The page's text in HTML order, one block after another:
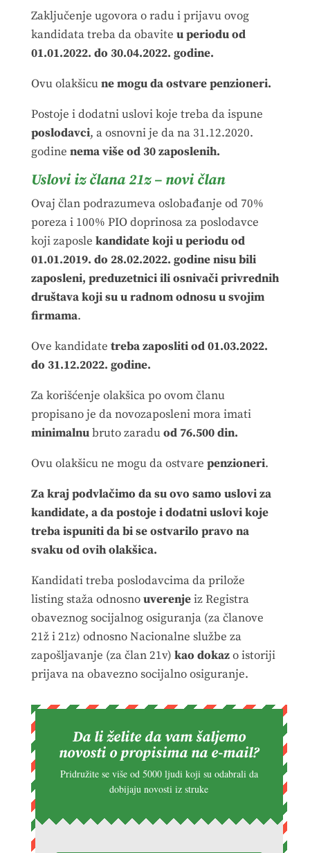
Zaključenje ugovora o radu i prijavu ovog
kandidata treba da obavite u periodu od
01.01.2022. do 30.04.2022. godine.
Ovu olakšicune mogu da ostvare penzioneri.
Postoje i dodatni uslovi koje treba da ispune
poslodavci, a osnovni je da na 31.12.2020.
godine nema više od 30 zaposlenih.
Uslovi iz člana 21z – novi član
Ovaj član podrazumeva oslobađanje od 70%
poreza i 100% PIO doprinosa za poslodavce
koji zaposle kandidate koji u periodu od
01.01.2019. do 28.02.2022. godine nisu bili
zaposleni, preduzetnici ili osnivači privrednih
društava koji su u radnom odnosu u svojim
firmama.
Ove kandidate treba zaposliti od 01.03.2022.
do 31.12.2022. godine.
Za korišćenje olakšica po ovom članu
propisano je da novozaposleni mora imati
minimalnubruto zaraduod 76.500 din.
Ovu olakšicu ne mogu da ostvare penzioneri.
Za kraj podvlačimo da su ovo samo uslovi za
kandidate, a da postoje i dodatni uslovi koje
treba ispuniti da bi se ostvarilo pravo na
svaku od ovih olakšica.
Kandidati treba poslodavcima da prilože
listing staža odnosnouverenjeiz Registra
obaveznog socijalnog osiguranja (za članove
21ž i 21z) odnosno Nacionalne službe za
zapošljavanje (za član 21v) kao dokazo istoriji
prijava na obavezno socijalno osiguranje.
Da li želite da vam šaljemo
novosti o propisima na e-mail?
Pridružite se više od 5000 ljudi koji su odabrali da
dobijaju novosti iz struke